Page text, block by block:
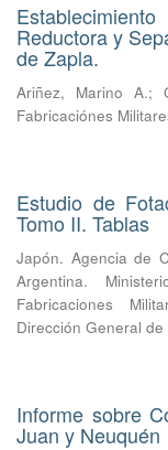
Reductora y
de Zapla.
Ariñez, Marino A.;
Fabricaciónes
Estudio de
Tomo II. Tablas
Japón. Agencia de
Argentina.
Fabricaciones
Dirección General
Informe sobre
Juan y Neuquén